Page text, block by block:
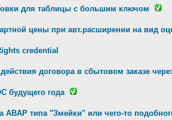
для таблицы с большим ключом
цены при авт.расширении на вид
credential
договора в сбытовом заказе
будущего года
ABAP типа "Змейки" или чего-то